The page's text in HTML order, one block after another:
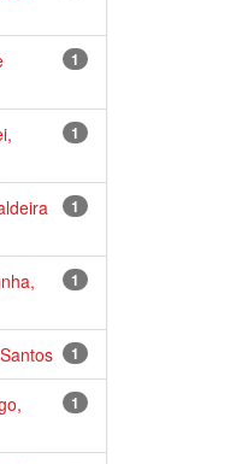
1
1
1
1
1
1